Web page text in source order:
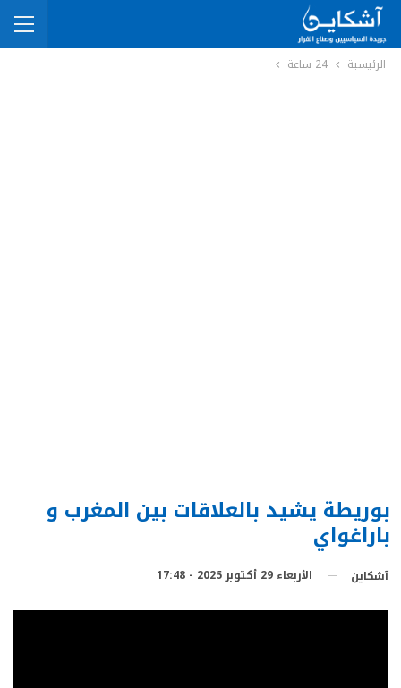
الرئيسية 24 ساعة
بوريطة يشيد بالعلاقات بين المغرب و
باراغواي
آشكاين الأربعاء 29 أكتوبر 2025 - 17:48